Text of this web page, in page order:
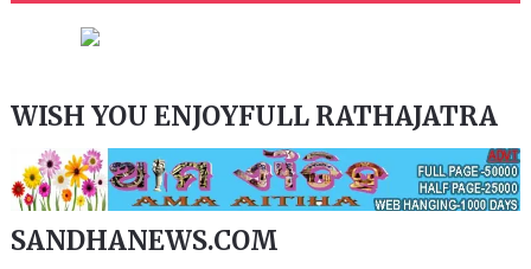
WISH YOU ENJOYFULL RATHAJATRA
SANDHANEWS.COM